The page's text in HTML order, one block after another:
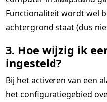
Functionaliteit wordt wel
achtergrond staat (dus
3. Hoe wijzig ik
ingesteld?
Bij het activeren van een
het configuratiegebied